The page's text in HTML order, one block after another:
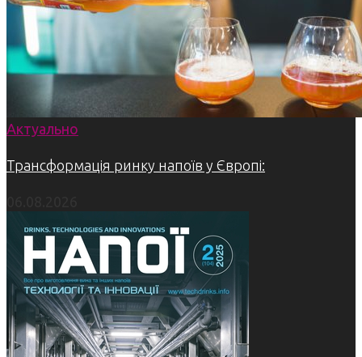
Актуально
Трансформація ринку напоїв у Європі: